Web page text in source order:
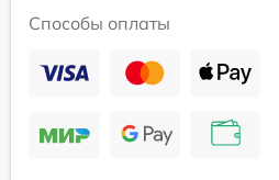
Способы оплаты